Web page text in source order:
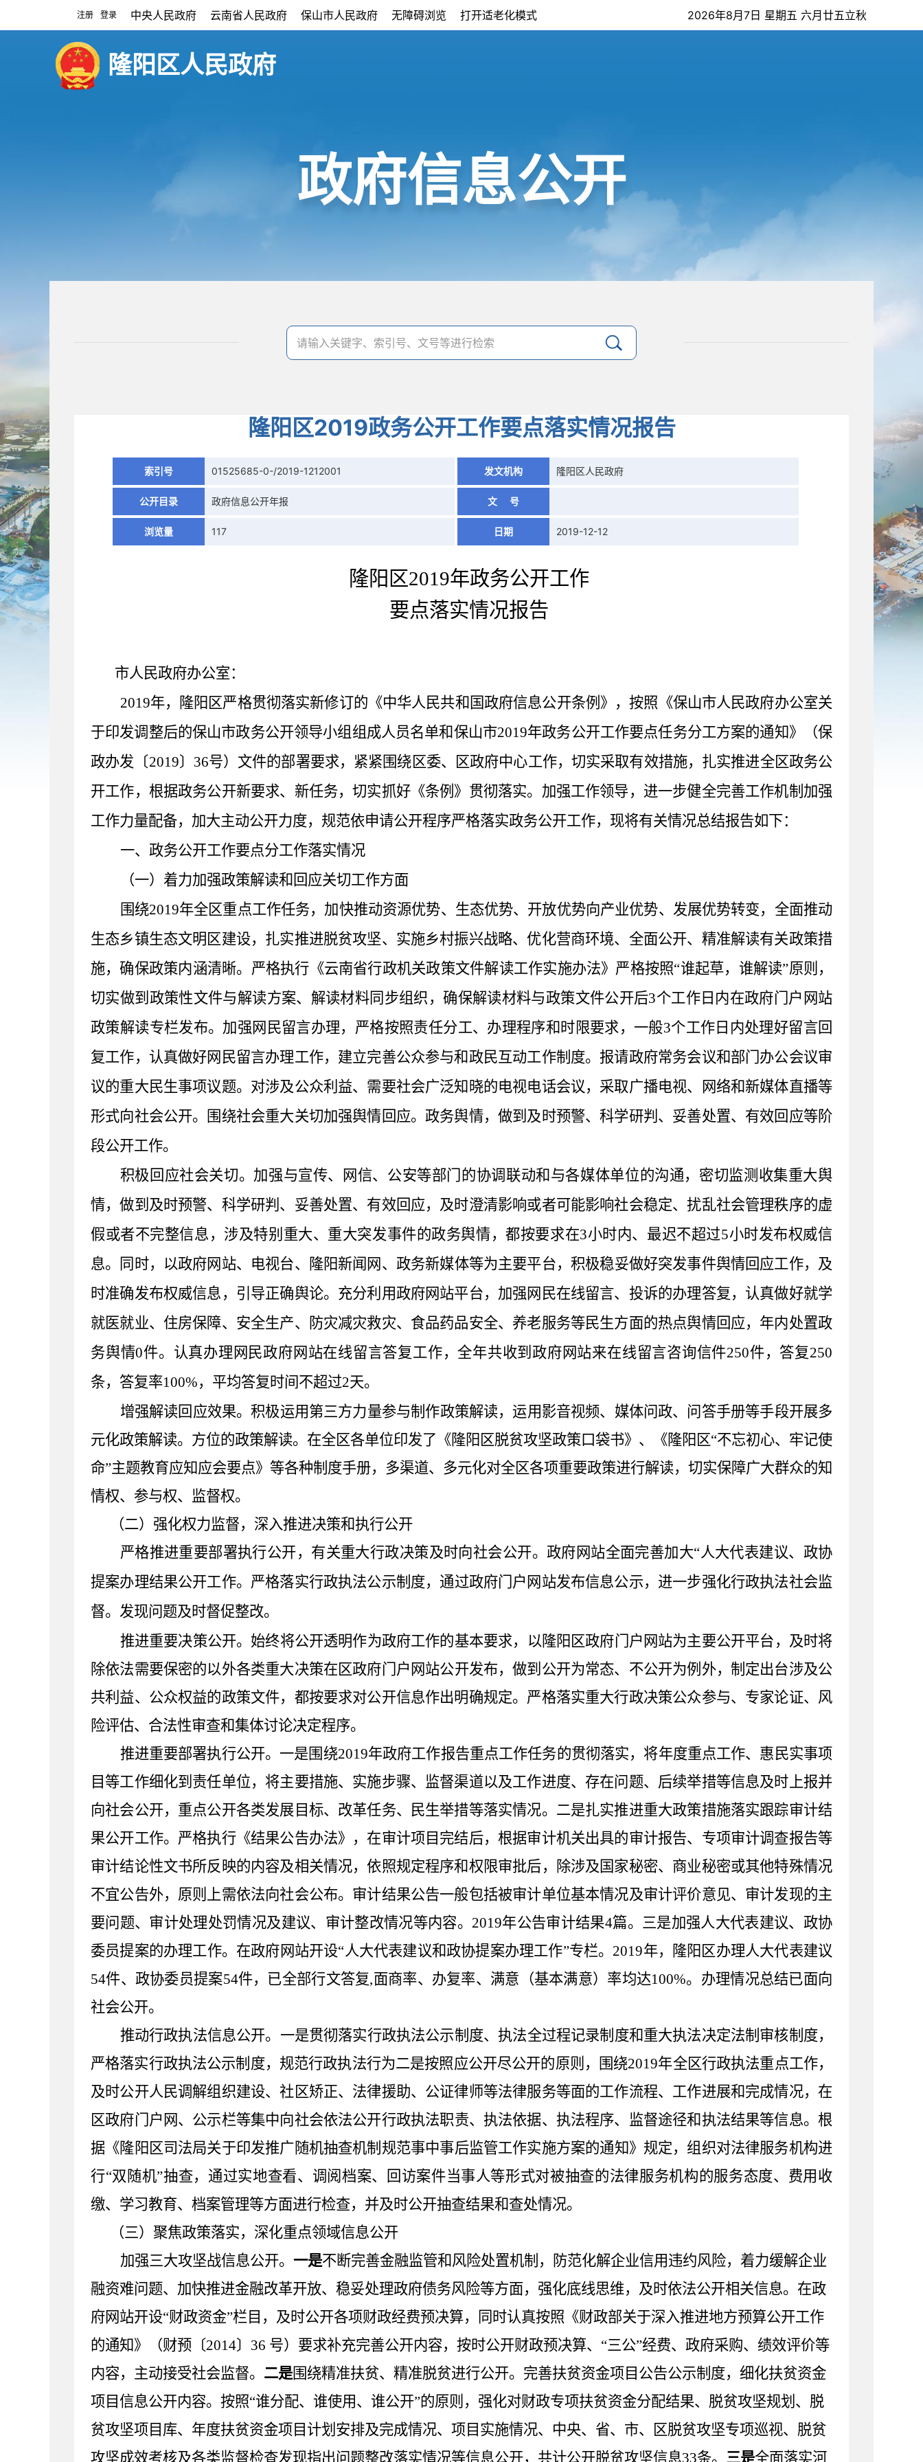
注册 登录 中央人民政府 云南省人民政府 保山市人民政府 无障碍浏览 打开适老化模式 2026年8月7日 星期五 六月廿五立秋
隆阳区人民政府
政府信息公开
隆阳区2019政务公开工作要点落实情况报告
索引号 01525685-0-/2019-1212001 发文机构 隆阳区人民政府
公开目录 政府信息公开年报 文 号
浏览量 117 日期 2019-12-12
隆阳区201 9年政务公开工作
要点落实情况报告
市人民政府办公室：
2019年，隆阳区严格贯彻落实新修订的《中华人民共和国政府信息公开条例》，按照《保山市人民政府办公室关
于印发调整后的保山市政务公开领导小组组成人员名单和保山市2019年政务公开工作要点任务分工方案的通知》（保
政办发〔2019〕 36号）文件的部署要求，紧紧围绕区委、区政府中心工作，切实采取有效措施，扎实推进全区政务公
开工作，根据政务公开新要求、新任务，切实抓好《条例》贯彻落实。加强工作领导，进一步健全完善工作机制加强
工作力量配备，加大主动公开力度，规范依申请公开程序严格落实政务公开工作，现将有关情况总结报告如下：
一、政务公开工作要点分工作落实情况
（一）着力加强政策解读和回应关切工作方面
围绕2019年全区重点工作任务，加快推动资源优势、生态优势、开放优势向产业优势、发展优势转变，全面推动
生态乡镇生态文明区建设，扎实推进脱贫攻坚、实施乡村振兴战略、优化营商环境、全面公开、精准解读有关政策措
施，确保政策内涵清晰。严格执行《云南省行政机关政策文件解读工作实施办法》严格按照“谁起草，谁解读”原则，
切实做到政策性文件与解读方案、解读材料同步组织，确保解读材料与政策文件公开后3个工作日内在政府门户网站
政策解读专栏发布。加强网民留言办理，严格按照责任分工、办理程序和时限要求，一般3个工作日内处理好留言回
复工作，认真做好网民留言办理工作，建立完善公众参与和政民互动工作制度。报请政府常务会议和部门办公会议审
议的重大民生事项议题。对涉及公众利益、需要社会广泛知晓的电视电话会议，采取广播电视、网络和新媒体直播等
形式向社会公开。围绕社会重大关切加强舆情回应。政务舆情，做到及时预警、科学研判、妥善处置、有效回应等阶
段公开工作。
积极回应社会关切。 加强与宣传、网信、公安等部门的协调 联动和与各媒体单位的沟通， 密切监测收集重大舆
情，做到及时预警、科学研判、妥善处置、有效回应，及时澄清影响或者可能影响社会稳定、扰乱社会管理秩序的虚
假或者不完整信息，涉及特别重大、重大突发事件的政务舆情，都按要求在3小时内、最迟不超过5小时发布权威信
息。同时，以政府网站、电视台、
隆阳新闻网 、 政务新媒体等为主要平台，积极稳妥做好突发事件舆情回应工作，及
时准确发布权威信息，引导正确舆论。充分利用政府网站平台，加强网民在线留言、投诉的办理答复，认真做好就学
就医就业、住房保障、安全生产、防灾减灾救灾、食品药品安全、养老服务等民生方面的热点舆情回应， 年内处置政
务舆情0件。认真办理网民政府网站在线留言答复工作，全年共收到政府网站来在线留言咨询信件250件， 答复250
条，答复率100%，平均答复时间不超过2天。
增强解读回应效果。积极运用第三方力量参与制作政策解读，运用影音视频、媒体问政、问答手册等手段开展多
元化政策解读。 方位的政策解读。在全区各单位印发了《隆阳区脱贫攻坚政策口袋书》、《隆阳区“不忘初心、牢记使
命”主题教育应知应会要点》等各种制度手册，多渠道、多元化对全区各项重要政策进行解读，切实保障广大群众的知
情权、参与权、监督权。
（二）强化权力监督，深入推进决策和执行公开
严格推进重要部署执行公开，有关重大行政决策及时向社会公开。 政府网站全面完善加大“人大代表建议、 政协
提案办理结果公开工作。严格落实行政执法公示制度，通过政府门户网站发布信息公示，进一步强化行政执法社会监
督。 发现问题及时督促整改。
推进重要决策公开。 始终将公开透明作为政府工作的基本要求，以 隆阳区政府门户网站为主要公开平台，及时将
除依法需要保密的以外各类重大决策在区政府门户网站公开发布，做到公开为常态、不公开为例外，制定出台涉及公
共利益、公众权益的政策文件，都按要求对公开信息作出明确规定。 严格落实重大行政决策公众参与、专家论证、风
险评估、合法性审查和集体讨论决定程序。
推进重要部署执行公开。 一是围绕2019年政府工作报告重点工作任务的贯彻落实，将年度重点工作、惠民实事项
目等工作细化到责任单位，将主要措施、实施步骤、监督渠道以及工作进度、存在问题、后续举措等信息及时上报并
向社会公开，重点公开各类发展目标、改革任务、民生举措等落实情况。二是扎实推进重大政策措施落实跟踪审计结
果公开工作。严格执行《结果公告办法》，在审计项目完结后，根据审计机关出具的审计报告、专项审计调查报告等
审计结论性文书所反映的内容及相关情况，依照规定程序和权限审批后，除涉及国家秘密、商业秘密或其他特殊情况
不宜公告外，原则上需依法向社会公布。审计结果公告一般包括被审计单位基本情况及审计评价意见、审计发现的主
要问题、审计处理处罚情况及建议、审计整改情况等内容。 2019年公告审计结果4篇。三是加强人大代表建议、政协
委员提案的办理工作。 在政府网站开设“人大代表建议和政协提案办理工作”专栏。 2019年， 隆阳区办理人大代表建议
54件、政协委员提案54件，已全部行文答复,面商率、办复率、满意（基本满意）率均达100%。办理情况总结已面向
社会公开。
推动行政执法信息公开。 一是贯彻落实行政执法公示制度、执法全过程记录制度和重大执法决定法制审核制度，
严格落实行政执法公示制度，规范行政执法行为二是按照应公开尽公开的原则，围绕2019年全区行政执法重点工作，
及时公开人民调解组织建设、社区矫正、法律援助、公证律师等法律服务等面的工作流程、工作进展和完成情况，在
区政府门户网、公示栏等集中向社会依法公开行政执法职责、执法依据、执法程序、监督途径和执法结果等信息。根
据《 隆阳区司法局关于印发推广随机抽查机制规范事中事后监管工作实施方案的通知》规定，组织对法律服务机构进
行“双随机”抽查，通过实地查看、调阅档案、回访案件当事人等形式对被抽查的法律服务机构的服务态度、费用收
缴、学习教育、档案管理等方面进行检查，并及时公开抽查结果和查处情况。
（三）聚焦政策落实，深化重点领域信息公开
加强三大攻坚战信息公开。 一是不断完善金融监管和风险处置机制，防范化解企业信用违约风险，着力缓解企业
融资难问题、加快推进金融改革开放、稳妥处理政府债务风险等方面，强化底线思维，及时依法公开相关信息。 在政
府网站开设“财政资金”栏目，及时公开各项财政经费预决算，同时认真按照《财政部关于深入推进地方预算公开工作
的通知》（财预〔2014〕 36 号）要求补充完善公开内容，按时公开财政预决算、 “三公”经费、政府采购、绩效评价等
内容，主动接受社会监督。 二是围绕精准扶贫、精准脱贫进行公开。完善扶贫资金项目公告公示制度，细化扶贫资金
项目信息公开内容。按照“谁分配、谁使用、谁公开”的原则，强化对财政专项扶贫资金分配结果、脱贫攻坚规划、脱
贫攻坚项目库、年度扶贫资金项目计划安排及完成情况、项目实施情况、中央、省、 市、区脱贫攻坚专项巡视、脱贫
攻坚成效考核及各类监督检查发现指出问题整改落实情况等信息公开，共计公开脱贫攻坚信息33条。 三是全面落实河